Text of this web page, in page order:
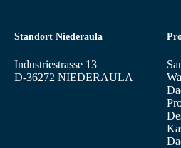
Standort Niederaula
Industriestrasse 13
D-36272 NIEDERAULA